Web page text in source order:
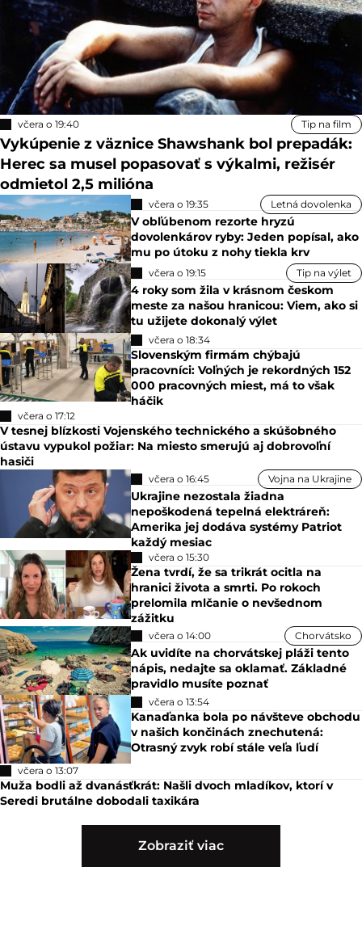
včera o 19:40 Tip na film
Vykúpenie z väznice Shawshank bol prepadák:
Herec sa musel popasovať s výkalmi, režisér
odmietol 2,5 milióna
včera o 19:35 Letná dovolenka
V obľúbenom rezorte hryzú
dovolenkárov ryby: Jeden popísal, ako
mu po útoku z nohy tiekla krv
včera o 19:15 Tip na výlet
4 roky som žila v krásnom českom
meste za našou hranicou: Viem, ako si
tu užijete dokonalý výlet
včera o 18:34
Slovenským firmám chýbajú
pracovníci: Voľných je rekordných 152
000 pracovných miest, má to však
háčik
včera o 17:12
V tesnej blízkosti Vojenského technického a skúšobného
ústavu vypukol požiar: Na miesto smerujú aj dobrovoľní
hasiči
včera o 16:45 Vojna na Ukrajine
Ukrajine nezostala žiadna
nepoškodená tepelná elektráreň:
Amerika jej dodáva systémy Patriot
každý mesiac
včera o 15:30
Žena tvrdí, že sa trikrát ocitla na
hranici života a smrti. Po rokoch
prelomila mlčanie o nevšednom
zážitku
včera o 14:00 Chorvátsko
Ak uvidíte na chorvátskej pláži tento
nápis, nedajte sa oklamať. Základné
pravidlo musíte poznať
včera o 13:54
Kanaďanka bola po návšteve obchodu
v našich končinách znechutená:
Otrasný zvyk robí stále veľa ľudí
včera o 13:07
Muža bodli až dvanásťkrát: Našli dvoch mladíkov, ktorí v
Seredi brutálne dobodali taxikára
Zobraziť viac